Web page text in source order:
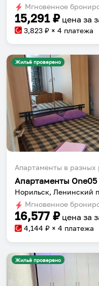
dates.Мгновенное
15,291₽ цена за
3,823 ₽ × 4 платежа
Жильё проверено
Апартаменты в разных
Апартаменты One05
Норильск, Ленинский
Мгновенное
16,577 ₽ цена за
4,144 ₽ × 4 платежа
Жильё проверено